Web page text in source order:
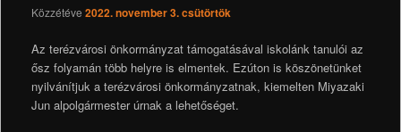
Közzétéve 2022. november 3. csütörtök
Az terézvárosi önkormányzat támogatásával iskolánk tanulói az
ősz folyamán több helyre is elmentek. Ezúton is köszönetünket
nyilvánítjuk a terézvárosi önkormányzatnak, kiemelten Miyazaki
Jun alpolgármester úrnak a lehetőséget.